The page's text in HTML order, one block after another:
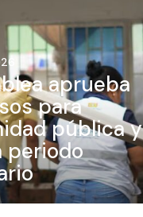
aprueba
para
pública y
periodo